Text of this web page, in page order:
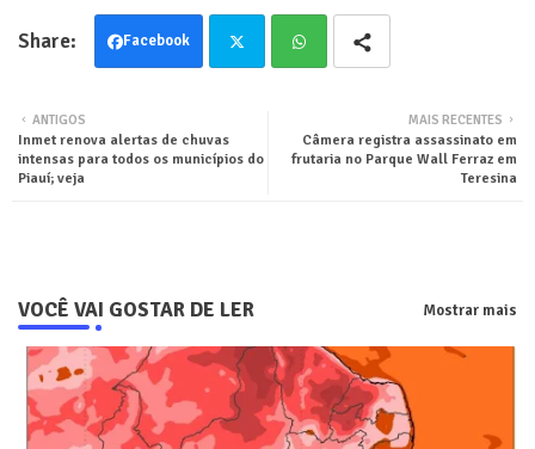
Facebook
ter tsa
MAIS RECENTES
Câmera registra assassinato em
frutaria no Parque Wall Ferraz em
Teresina
ANTIGOS
Inmet renova alertas de chuvas
intensas para todos os municípios do
Piauí; veja
VOCÊ VAI GOSTAR DE LER Mostrar mais